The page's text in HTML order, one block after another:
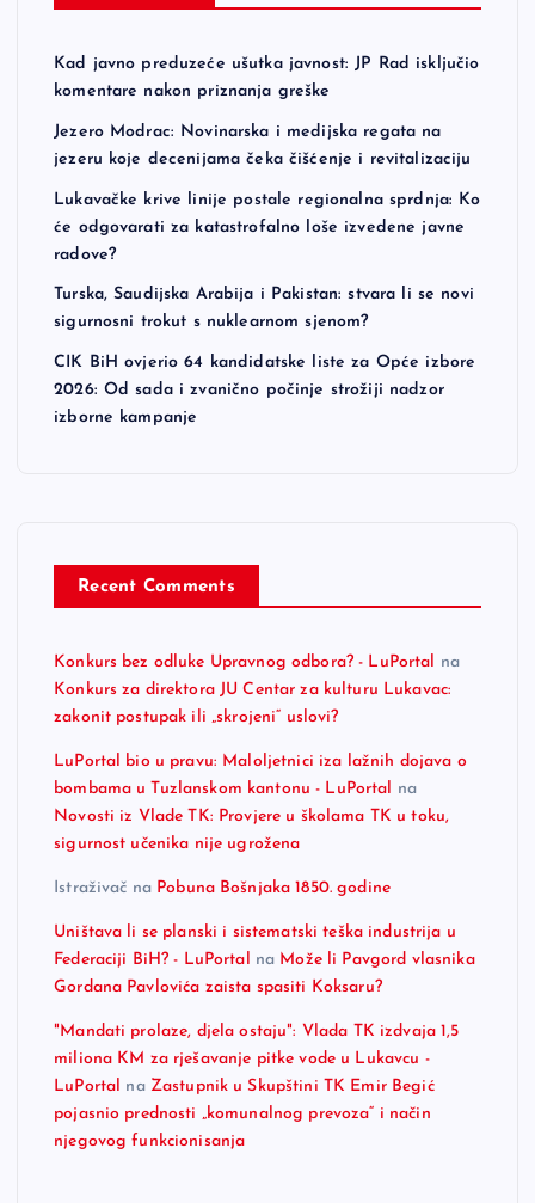
Kad javno preduzeće ušutka javnost: JP Rad isključio
komentare nakon priznanja greške
Jezero Modrac: Novinarska i medijska regata na
jezeru koje decenijama čeka čišćenje i revitalizaciju
Lukavačke krive linije postale regionalna sprdnja: Ko
će odgovarati za katastrofalno loše izvedene javne
radove?
Turska, Saudijska Arabija i Pakistan: stvara li se novi
sigurnosni trokut s nuklearnom sjenom?
CIK BiH ovjerio 64 kandidatske liste za Opće izbore
2026: Od sada i zvanično počinje strožiji nadzor
izborne kampanje
Recent Comments
Konkurs bez odluke Upravnog odbora? - LuPortal
na
Konkurs za direktora JU Centar za kulturu Lukavac:
zakonit postupak ili „skrojeni“ uslovi?
LuPortal bio u pravu: Maloljetnici iza lažnih dojava o
bombama u Tuzlanskom kantonu - LuPortal
na
Novosti iz Vlade TK: Provjere u školama TK u toku,
sigurnost učenika nije ugrožena
Istraživač na Pobuna Bošnjaka 1850. godine
Uništava li se planski i sistematski teška industrija u
Federaciji BiH? - LuPortal
na Može li Pavgord vlasnika
Gordana Pavlovića zaista spasiti Koksaru?
"Mandati prolaze, djela ostaju": Vlada TK izdvaja 1,5
miliona KM za rješavanje pitke vode u Lukavcu -
LuPortal na Zastupnik u Skupštini TK Emir Begić
pojasnio prednosti „komunalnog prevoza“ i način
njegovog funkcionisanja